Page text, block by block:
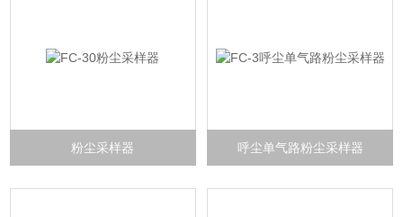
粉尘采样器 呼尘单气路粉尘采样器